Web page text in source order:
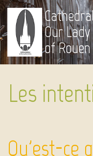
Our Lady
of Rouen
Les
Qu'est-ce